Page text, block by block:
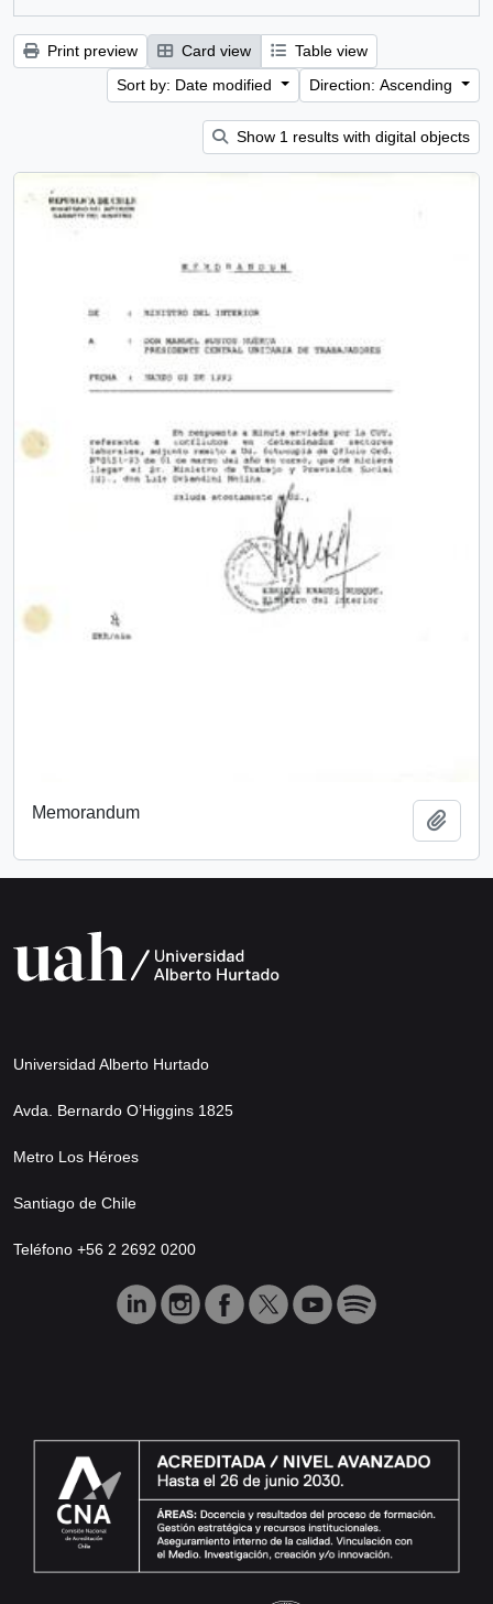
Print preview Card view
Table view
Sort by: Date modified
Direction: Ascending
Show 1 results with digital objects
Memorandum
Universidad Alberto Hurtado
Avda. Bernardo O’Higgins 1825
Metro Los Héroes
Santiago de Chile
Teléfono +56 2 2692 0200